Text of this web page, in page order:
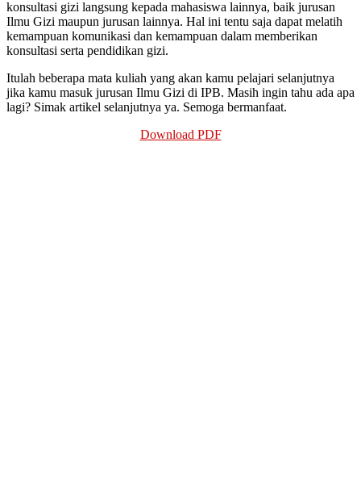
konsultasi gizi langsung kepada mahasiswa lainnya, baik jurusan
Ilmu Gizi maupun jurusan lainnya. Hal ini tentu saja dapat melatih
kemampuan komunikasi dan kemampuan dalam memberikan
konsultasi serta pendidikan gizi.
Itulah beberapa mata kuliah yang akan kamu pelajari selanjutnya
jika kamu masuk jurusan Ilmu Gizi di IPB. Masih ingin tahu ada apa
lagi? Simak artikel selanjutnya ya. Semoga bermanfaat.
Download PDF